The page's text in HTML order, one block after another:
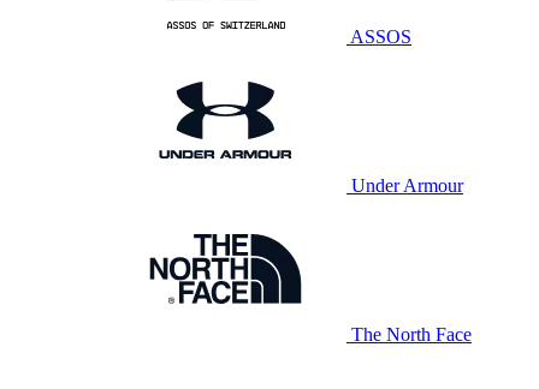
ASSOS
Under Armour
The North Face